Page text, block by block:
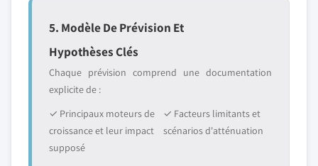
5. Modèle De Prévision Et
Hypothèses Clés
Chaque prévision comprend une documentation
explicite de :
✓ Principaux moteurs de
croissance et leur impact
supposé
✓ Facteurs limitants et
scénarios d'atténuation